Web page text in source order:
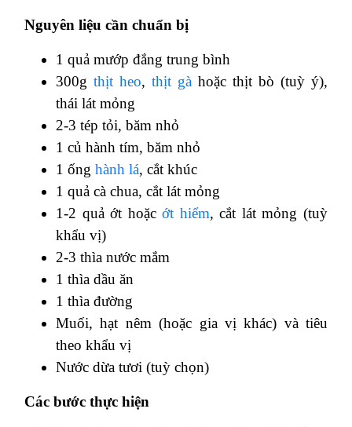
Nguyên liệu cần chuẩn bị
1 quả mướp đắng trung bình
300g thịt heo, thịt gà hoặc thịt bò (tuỳ ý),
thái lát mỏng
2-3 tép tỏi, băm nhỏ
1 củ hành tím, băm nhỏ
1 ống hành lá, cắt khúc
1 quả cà chua, cắt lát mỏng
1-2 quả ớt hoặcớt hiểm, cắt lát mỏng (tuỳ
khẩu vị)
2-3 thìa nước mắm
1 thìa dầu ăn
1 thìa đường
Muối, hạt nêm (hoặc gia vị khác) và tiêu
theo khẩu vị
Nước dừa tươi (tuỳ chọn)
Các bước thực hiện